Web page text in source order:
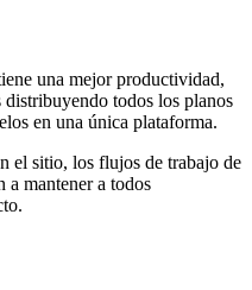
una mejor productividad,
distribuyendo todos los planos
en una única plataforma.
el sitio, los flujos de trabajo de
a mantener a todos